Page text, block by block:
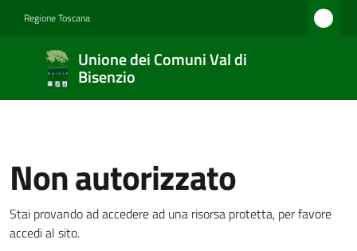
Regione Toscana
Unione dei Comuni Val di
Bisenzio
Unione
dei
Comuni
Amministrazione
Non autorizzato
Stai provando ad accedere ad una risorsa protetta, per favore
accedi al sito.